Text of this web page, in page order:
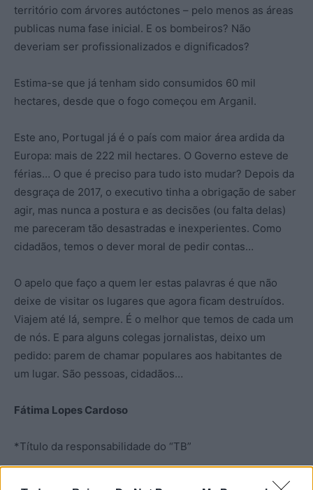
território com árvores autóctones – pelo menos as áreas
publicas numa fase inicial. E os bombeiros? Não
deveriam ser profissionalizados e dignificados?
Estima-se que já tenham sido consumidos 60 mil
hectares, desde que o fogo começou em Arganil.
Este ano, Portugal já é o país com maior área ardida da
Europa: mais de 222 mil hectares. O Governo esteve de
férias… O que é preciso para tudo isto mudar? Depois da
desgraça de 2017, o executivo tinha a obrigação de saber
agir, mas nunca a postura e as decisões (ou falta delas)
me pareceram tão desastradas e inexperientes. Como
cidadãos, temos o dever moral de pedir contas…
O apelo que faço a quem ler estas palavras é que não
deixe de visitar os lugares que agora ficam destruídos.
Viajem até lá, sempre. É o melhor que temos de cada um
de nós. E para alguns colegas jornalistas, deixo um
pedido: parem de chamar populares aos habitantes de
um lugar. São pessoas, cidadãos…
Fátima Lopes Cardoso
*Título da responsabilidade do “TB”